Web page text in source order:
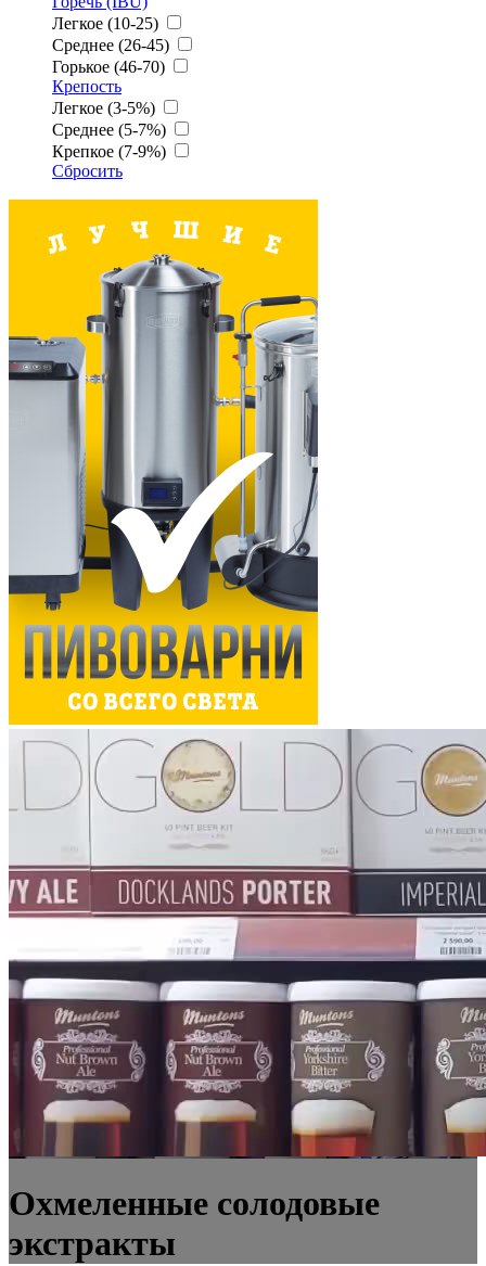
Легкое (10-25)
Среднее (26-45)
Горькое (46-70)
Крепость
Легкое (3-5%)
Среднее (5-7%)
Крепкое (7-9%)
Сбросить
Охмеленные солодовые
экстракты